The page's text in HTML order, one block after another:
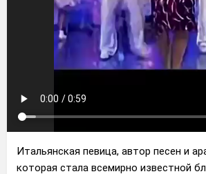
Итальянская певица, автор песен и
которая стала всемирно известной